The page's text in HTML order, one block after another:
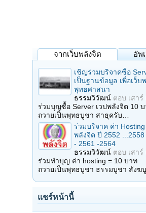
จากเว็บพลังจิต อัพ
เชิญร่วมบริจาคซื้อ
เป็นฐานข้อมูล เพื่อเว็บ
พุทธศาสนา
ธรรมวิวัฒน์ ตอบ เสาร์
ร่วมบุญซื้อ Server เวปพลังจิต 10
ถวายเป็นพุทธบูชา สาธุครับ…
ร่วมบริจาค ค่า Hosting
พลังจิต ปี 2552
- 2561 -2564
ธรรมวิวัฒน์ ตอบ เสาร์
ร่วมทำบุญ ค่า hosting = 10 บาท
ถวายเป็นพุทธบูชา ธรรมบูชา สังฆ
แชร์หน้านี้